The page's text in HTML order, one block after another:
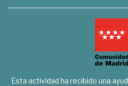
Esta actividad ha recibido una